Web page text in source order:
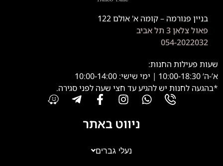
בניין פנורמה – קומה א' אולם 122
פאול צלאן 3 תל אביב
054-2022032
שעות פעילות החנות:
א’-ה’ 10:00-18:30 | ימי שישי: 10:00-14:00
*בהגעה לחנות יש להגיע עד חצי שעה לפני סגירה.
ניווט באתר
נעלי גברים